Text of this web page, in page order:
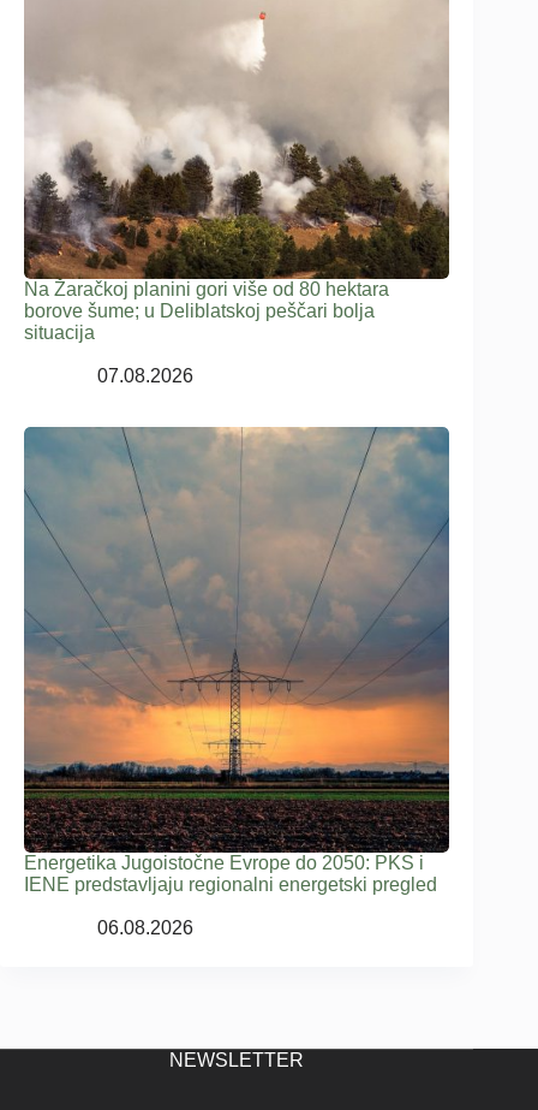
Na Žaračkoj planini gori više od 80 hektara
borove šume; u Deliblatskoj peščari bolja
situacija
07.08.2026
Energetika Jugoistočne Evrope do 2050: PKS i
IENE predstavljaju regionalni energetski pregled
06.08.2026
NEWSLETTER